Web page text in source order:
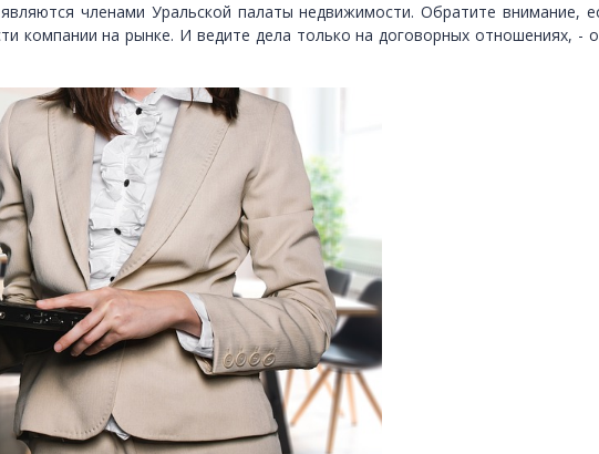
членами Уральской палаты недвижимости. Обратите внимание,
компании на рынке. И ведите дела только на договорных отношениях, -